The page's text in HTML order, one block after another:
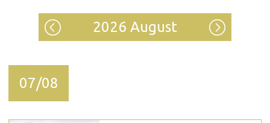
2026 August
07/08